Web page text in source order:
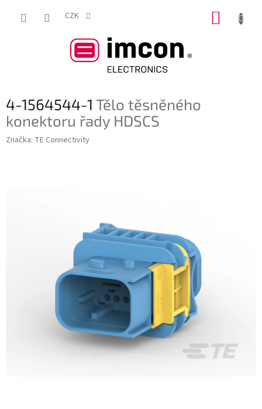
CZK
4-1564544-1 Tělo těsněného
konektoru řady HDSCS
Značka: TE Connectivity